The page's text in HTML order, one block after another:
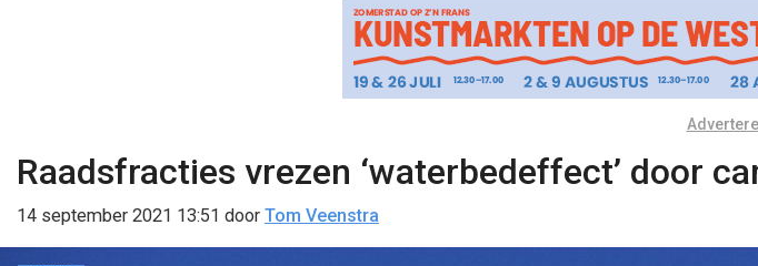
Raadsfracties vrezen ‘waterbedeffect’ door
14 september 2021 13:51 door Tom Veenstra